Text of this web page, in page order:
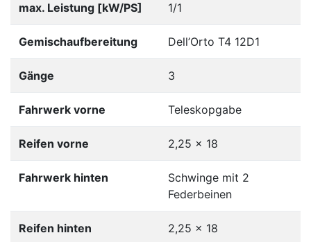
max. Leistung [kW/PS] 1/1
Gemischaufbereitung Dell’Orto T4 12D1
Gänge 3
Fahrwerk vorne Teleskopgabe
Reifen vorne 2,25 x 18
Fahrwerk hinten
Schwinge mit 2
Federbeinen
Reifen hinten 2,25 x 18